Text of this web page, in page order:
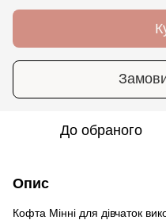
До обраного
Опис
Кофта Мінні для дівчаток